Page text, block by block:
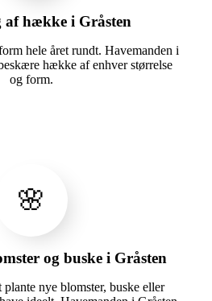
af hække i Gråsten
hele året rundt. Havemanden i
hække af enhver størrelse
og form.
🌸
og buske i Gråsten
plante nye blomster, buske eller